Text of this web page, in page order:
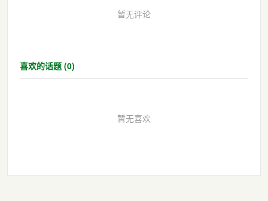
暂无评论
喜欢的话题 (0)
暂无喜欢